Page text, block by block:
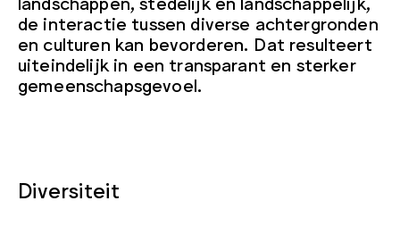
de interactie tussen diverse achtergronden
en culturen kan bevorderen. Dat resulteert
uiteindelijk in een transparant en sterker
gemeenschapsgevoel.
Diversiteit